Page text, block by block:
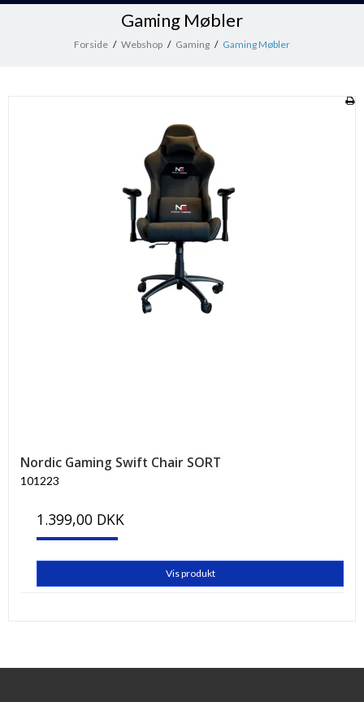
Gaming Møbler
Forside / Webshop / Gaming / Gaming Møbler
Nordic Gaming Swift Chair SORT
101223
1.399,00 DKK
Vis produkt